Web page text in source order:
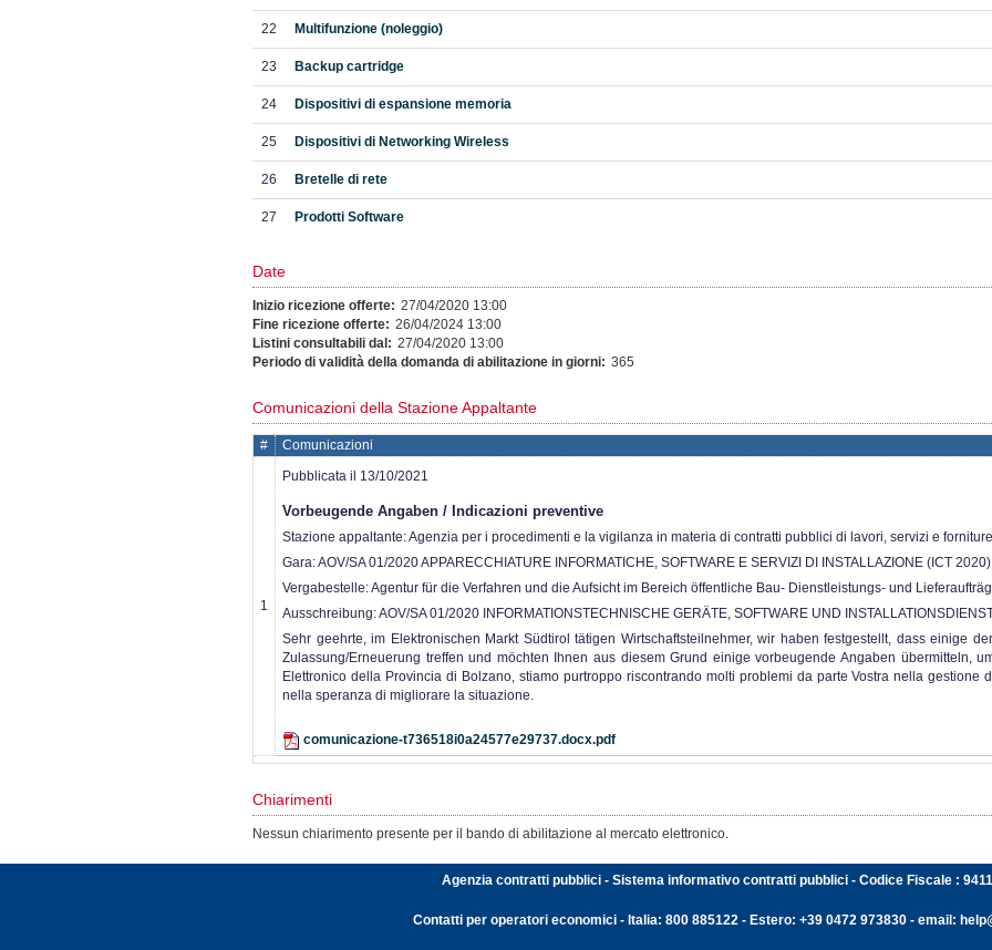
22 Multifunzione (noleggio)
23 Backup cartridge
24 Dispositivi di espansione memoria
25 Dispositivi di Networking Wireless
26 Bretelle di rete
27 Prodotti Software
Date
Inizio ricezione offerte: 27/04/2020 13:00
Fine ricezione offerte: 26/04/2024 13:00
Listini consultabili dal: 27/04/2020 13:00
Periodo di validità della domanda di abilitazione in giorni: 365
Comunicazioni della Stazione Appaltante
# Comunicazioni
1
Pubblicata il 13/10/2021
Vorbeugende Angaben / Indicazioni preventive
Stazione appaltante: Agenzia per i procedimenti e la vigilanza in materia di contratti pubblici di lavori, servizi e
Gara: AOV/SA 01/2020 APPARECCHIATURE INFORMATICHE, SOFTWARE E SERVIZI DI INSTALLAZIONE (ICT 2020)
Vergabestelle: Agentur für die Verfahren und die Aufsicht im Bereich öffentliche Bau- Dienstleistungs- und
Ausschreibung: AOV/SA 01/2020 INFORMATIONSTECHNISCHE GERÄTE, SOFTWARE UND
Sehr geehrte, im Elektronischen Markt Südtirol tätigen Wirtschaftsteilnehmer, wir haben festgestellt, dass einige
Zulassung/Erneuerung treffen und möchten Ihnen aus diesem Grund einige vorbeugende Angaben übermitteln,
Elettronico della Provincia di Bolzano, stiamo purtroppo riscontrando molti problemi da parte Vostra nella
nella speranza di migliorare la situazione.
comunicazione-t736518i0a24577e29737.docx.pdf
Chiarimenti
Nessun chiarimento presente per il bando di abilitazione al mercato elettronico.
Agenzia contratti pubblici - Sistema informativo contratti pubblici - Codice Fiscale :
Contatti per operatori economici - Italia: 800 885122 - Estero: +39 0472 973830 - email: